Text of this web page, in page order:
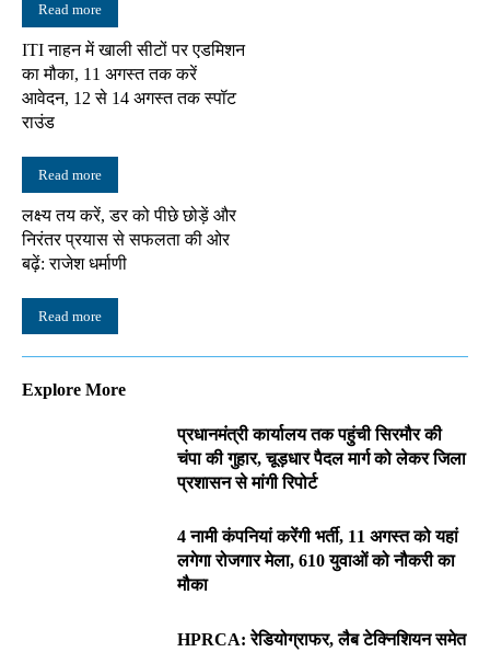
Read more
ITI नाहन में खाली सीटों पर एडमिशन
का मौका, 11 अगस्त तक करें
आवेदन, 12 से 14 अगस्त तक स्पॉट
राउंड
Read more
लक्ष्य तय करें, डर को पीछे छोड़ें और
निरंतर प्रयास से सफलता की ओर
बढ़ें: राजेश धर्माणी
Read more
Explore More
प्रधानमंत्री कार्यालय तक पहुंची सिरमौर की
चंपा की गुहार, चूड़धार पैदल मार्ग को लेकर जिला
प्रशासन से मांगी रिपोर्ट
4 नामी कंपनियां करेंगी भर्ती, 11 अगस्त को यहां
लगेगा रोजगार मेला, 610 युवाओं को नौकरी का
मौका
HPRCA: रेडियोग्राफर, लैब टेक्निशियन समेत